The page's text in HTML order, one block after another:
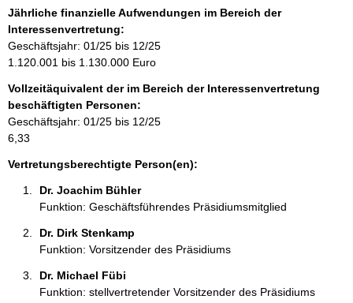
f
o
r
m
t
i
o
n
e
Jährliche finanzielle Aufwendungen im Bereich der
Interessenvertretung:
Geschäftsjahr: 01/25 bis 12/25
1.120.001 bis 1.130.000 Euro
Vollzeitäquivalent der im Bereich der Interessenvertretung
beschäftigten Personen:
Geschäftsjahr: 01/25 bis 12/25
6,33
Vertretungsberechtigte Person(en):
Dr. Joachim Bühler
Funktion: Geschäftsführendes Präsidiumsmitglied
Dr. Dirk Stenkamp
Funktion: Vorsitzender des Präsidiums
Dr. Michael Fübi
Funktion: stellvertretender Vorsitzender des Präsidiums